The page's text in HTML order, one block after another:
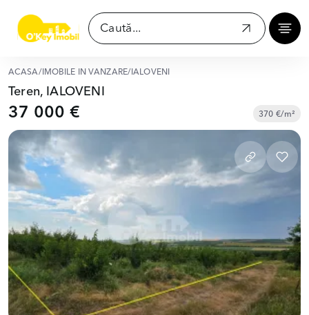
ACASĂ/ IMOBILE ÎN VÂNZARE/ IALOVENI
Teren, IALOVENI
37 000 € 370 €/m²